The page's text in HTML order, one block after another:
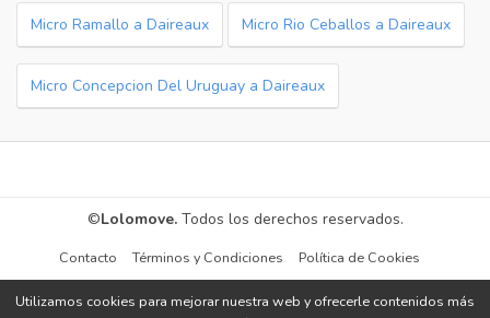
Micro Ramallo a Daireaux Micro Rio Ceballos a Daireaux
Micro Concepcion Del Uruguay a Daireaux
©Lolomove. Todos los derechos reservados.
Contacto Términos y Condiciones Política de Cookies